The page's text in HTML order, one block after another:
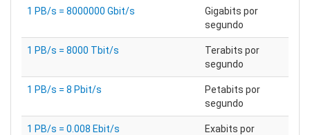
1 PB/s = 8000000 Gbit/s
Gigabits por
segundo
1 PB/s = 8000 Tbit/s
Terabits por
segundo
1 PB/s = 8 Pbit/s
Petabits por
segundo
1 PB/s = 0.008 Ebit/s
Exabits por